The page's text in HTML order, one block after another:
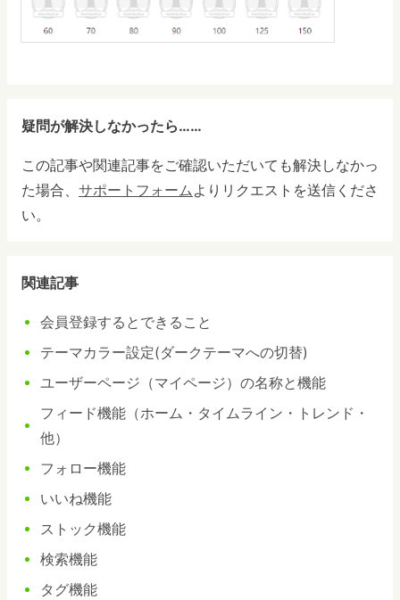
疑問が解決しなかったら……
この記事や関連記事をご確認いただいても解決しなかっ
た場合、 サポートフォームよりリクエストを送信くださ
い。
関連記事
会員登録するとできること
テーマカラー設定(ダークテーマへの切替)
ユーザーページ（マイページ）の名称と機能
フィード機能（ホーム・タイムライン・トレンド・
他）
フォロー機能
いいね機能
ストック機能
検索機能
タグ機能